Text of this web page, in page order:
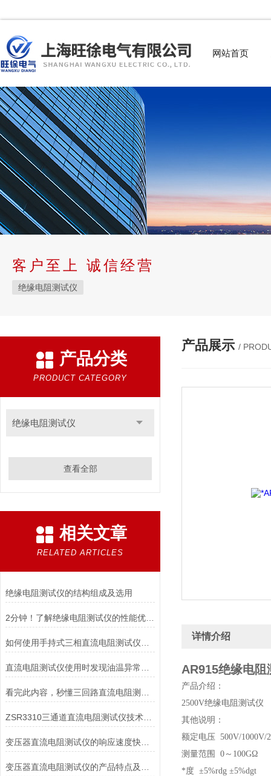
网站首页
客户至上 诚信经营
绝缘电阻测试仪
产品分类
PRODUCT CATEGORY
绝缘电阻测试仪
查看全部
相关文章
RELATED ARTICLES
绝缘电阻测试仪的结构组成及选用
2分钟！了解绝缘电阻测试仪的性能优势！
ZSR3310三通道直流电阻测试仪技术特点
变压器直流电阻测试仪的响应速度快、保护功能*
产品展示 /
详情介绍
AR915绝缘电阻
产品介绍：
2500V绝缘电阻测试仪
其他说明：
额定电压 500V/1000V/
测量范围 0～100GΩ
*度 ±5%rdg ±5%dgt